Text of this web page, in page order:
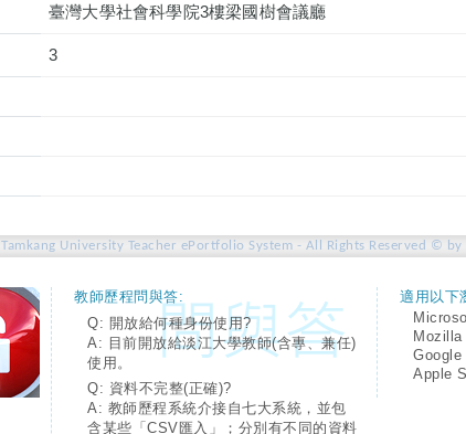
臺灣大學社會科學院3樓梁國樹會議廳
3
Tamkang University Teacher ePortfolio System - All Rights Reserved © by
教師歷程問與答:
Q: 開放給何種身份使用?
A: 目前開放給淡江大學教師(含專、兼任)
使用。
Q: 資料不完整(正確)?
A: 教師歷程系統介接自七大系統，並包
含某些「CSV匯入」；分別有不同的資料
適用以下
Google
Apple